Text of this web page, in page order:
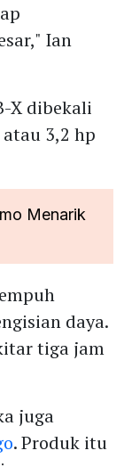
Ian
X dibekali
3,2 hp
Menarik
daya.
tiga jam
juga
. Produk itu